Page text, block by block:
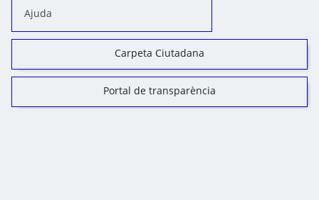
Ajuda
Carpeta Ciutadana
Portal de transparència